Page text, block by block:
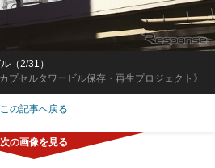
プセルタワービル保存・再生プロジェクト》
（2/31）
この記事へ戻る